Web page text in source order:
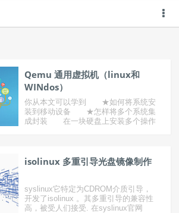
Qemu 通用虚拟机（linux和
WINdos）
你从本文可以学到 ★如何将系统安
装到移动设备 ★怎样将多个系统集
成封装 在一块硬盘上安装多个操作
isolinux 多重引导光盘镜像制作
syslinux它特定为CDROM介质引导，
开发了isolinux 。其多重引导的兼容性
高，被受人们接受. 在syslinux官网